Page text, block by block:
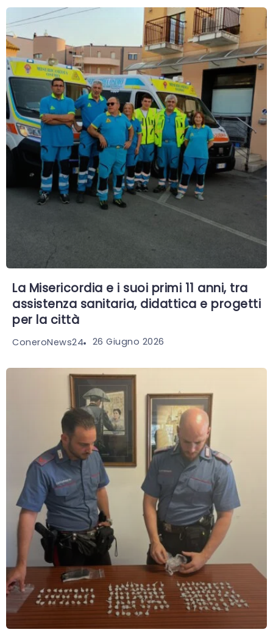
La Misericordia e i suoi primi 11 anni, tra
assistenza sanitaria, didattica e progetti
per la città
ConeroNews24 26 Giugno 2026